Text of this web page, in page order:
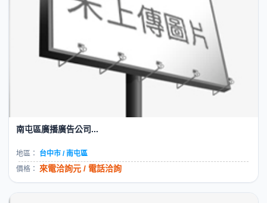
南屯區廣播廣告公司...
地區：
台中市 / 南屯區
價格： 來電洽詢元 / 電話洽詢